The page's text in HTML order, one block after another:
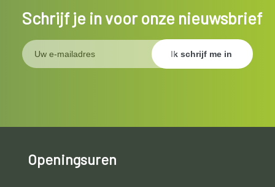
Schrijf je in voor onze nieuwsbrief
Openingsuren